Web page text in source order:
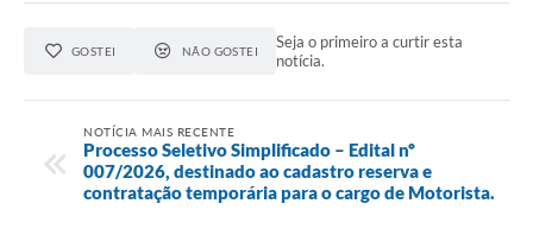
GOSTEI NÃO GOSTEI
Seja o primeiro a curtir esta
notícia.
NOTÍCIA MAIS RECENTE
Processo Seletivo Simplificado – Edital nº
007/2026, destinado ao cadastro reserva e
contratação temporária para o cargo de Motorista.